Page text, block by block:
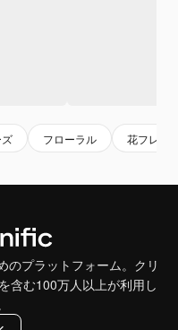
フローラル 花フレー
のプラットフォーム。クリ
含む100万人以上が利用し